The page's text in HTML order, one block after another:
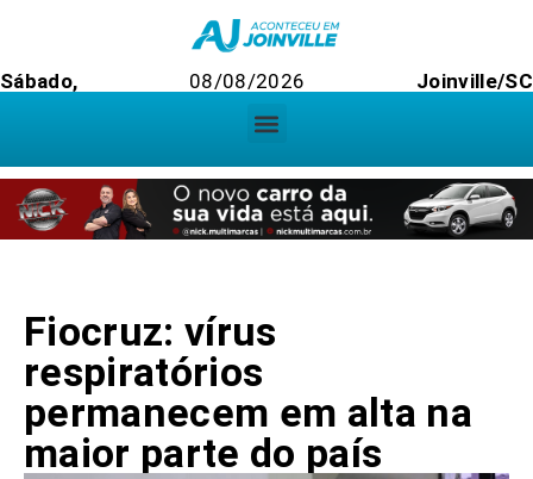
Sábado, 08/08/2026 Joinville/SC
Fiocruz: vírus
respiratórios
permanecem em alta na
maior parte do país